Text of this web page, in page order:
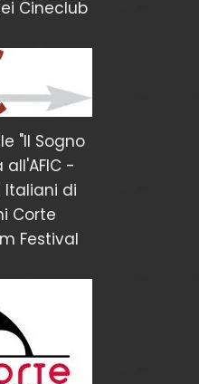
Cineclub
"Il Sogno
-
Italiani di
Corte
Festival